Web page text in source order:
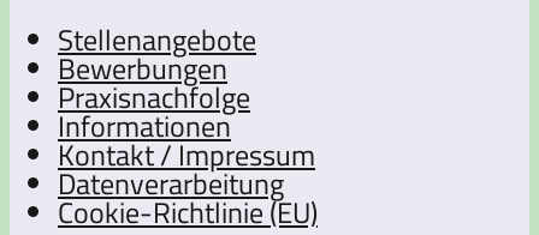
Stellenangebote
Bewerbungen
Praxisnachfolge
Informationen
Kontakt / Impressum
Datenverarbeitung
Cookie-Richtlinie (EU)